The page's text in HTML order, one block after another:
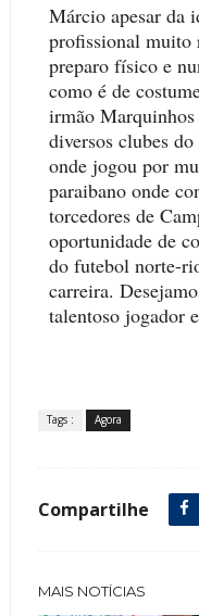
Márcio apesar da
profissional muito
preparo físico e
como é de
irmão Marquinhos
diversos clubes
onde jogou por
paraibano onde
torcedores de
oportunidade de
do futebol norte-
carreira.
talentoso jogador
Tags : Agora
Compartilhe
MAIS NOTÍCIAS